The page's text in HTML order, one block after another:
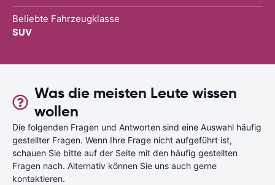
Beliebte Fahrzeugklasse
SUV
Was die meisten Leute wissen
wollen
Die folgenden Fragen und Antworten sind eine Auswahl häufig
gestellter Fragen. Wenn Ihre Frage nicht aufgeführt ist,
schauen Sie bitte auf der Seite mit den häufig gestellten
Fragen nach. Alternativ können Sie uns auch gerne
kontaktieren.